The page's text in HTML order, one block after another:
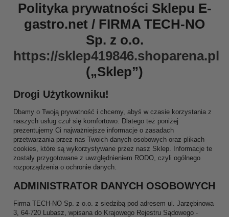
Polityka prywatności Sklepu E-
gastro.net / FIRMA TECH-NO
Sp. z o.o.
https://sklep419846.shoparena.pl
(„Sklep”)
Drogi Użytkowniku!
Dbamy o Twoją prywatność i chcemy, abyś w czasie korzystania z
naszych usług czuł się komfortowo. Dlatego też poniżej
prezentujemy Ci najważniejsze informacje o zasadach
przetwarzania przez nas Twoich danych osobowych oraz plikach
cookies, które są wykorzystywane przez nasz Sklep. Informacje te
zostały przygotowane z uwzględnieniem RODO, czyli ogólnego
rozporządzenia o ochronie danych.
ADMINISTRATOR DANYCH OSOBOWYCH
Firma TECH-NO Sp. z o.o. z siedzibą pod adresem ul. Jarzębinowa
3, 64-720 Lubasz, wpisana do Krajowego Rejestru Sądowego -